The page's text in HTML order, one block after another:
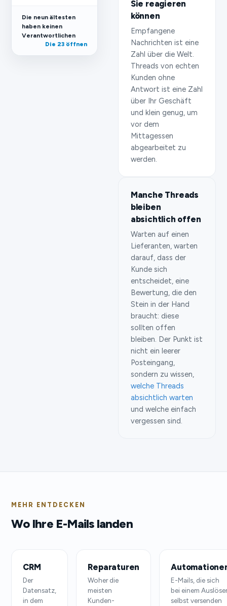
Die neun ältesten
haben keinen
Verantwortlichen
Die 23 öffnen
Sie reagieren
können
Empfangene
Nachrichten ist eine
Zahl über die Welt.
Threads von echten
Kunden ohne
Antwort ist eine Zahl
über Ihr Geschäft
und klein genug, um
vor dem
Mittagessen
abgearbeitet zu
werden.
Manche Threads
bleiben
absichtlich offen
Warten auf einen
Lieferanten, warten
darauf, dass der
Kunde sich
entscheidet, eine
Bewertung, die den
Stein in der Hand
braucht: diese
sollten offen
bleiben. Der Punkt ist
nicht ein leerer
Posteingang,
sondern zu wissen,
welche Threads
absichtlich warten
und welche einfach
vergessen sind.
MEHR ENTDECKEN
Wo Ihre E-Mails landen
CRM
Der
Datensatz,
in dem
Reparaturen
Woher die
meisten
Kunden-
E-Mails, die sich
bei einem
selbst versenden